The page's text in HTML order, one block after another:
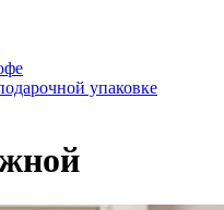
упаковке